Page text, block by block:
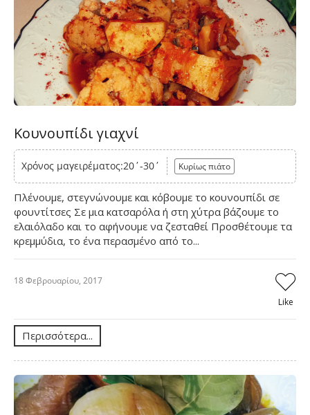
Κουνουπίδι γιαχνί
Χρόνος μαγειρέματος:20΄-30΄ Κυρίως πιάτο
Πλένουμε, στεγνώνουμε και κόβουμε το κουνουπίδι σε
φουντίτσες Σε μια κατσαρόλα ή στη χύτρα βάζουμε το
ελαιόλαδο και το αφήνουμε να ζεσταθεί Προσθέτουμε τα
κρεμμύδια, το ένα περασμένο από το...
18 Φεβρουαρίου, 2017
Like
Περισσότερα...